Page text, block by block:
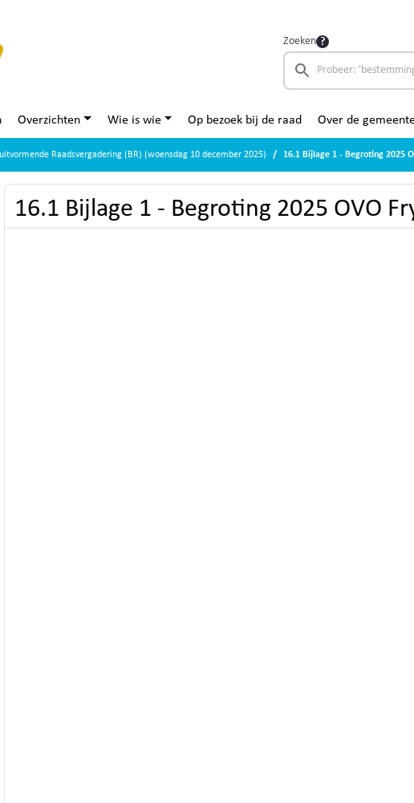
Zoeken
Overzichten Wie is wie Op bezoek bij de raad Over de
Raadsvergadering (BR) (woensdag 10 december 2025) 16.1 Bijlage 1 - Begroting 2025
16.1 Bijlage 1 - Begroting 2025 OVO